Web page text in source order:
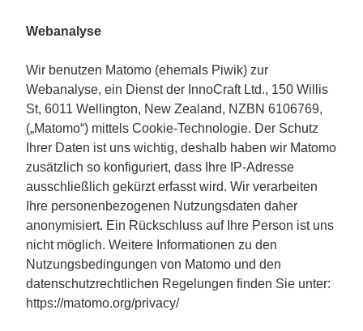
Webanalyse
Wir benutzen Matomo (ehemals Piwik) zur
Webanalyse, ein Dienst der InnoCraft Ltd., 150 Willis
St, 6011 Wellington, New Zealand, NZBN 6106769,
(„Matomo“) mittels Cookie-Technologie. Der Schutz
Ihrer Daten ist uns wichtig, deshalb haben wir Matomo
zusätzlich so konfiguriert, dass Ihre IP-Adresse
ausschließlich gekürzt erfasst wird. Wir verarbeiten
Ihre personenbezogenen Nutzungsdaten daher
anonymisiert. Ein Rückschluss auf Ihre Person ist uns
nicht möglich. Weitere Informationen zu den
Nutzungsbedingungen von Matomo und den
datenschutzrechtlichen Regelungen finden Sie unter:
https://matomo.org/privacy/